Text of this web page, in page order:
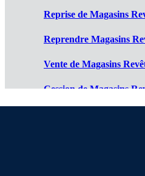
Reprise de Magasins
Reprendre Magasins
Vente de Magasins
Cession de Magasins